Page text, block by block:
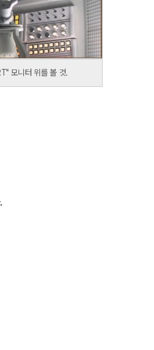
모니터 위를 볼 것.